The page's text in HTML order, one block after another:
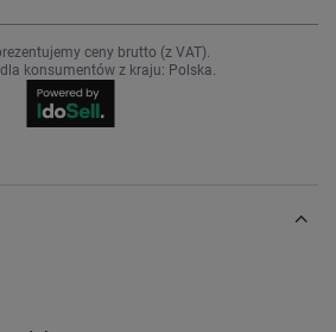
ceny brutto (z VAT).
konsumentów z kraju: Polska.